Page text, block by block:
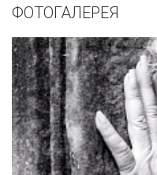
ФОТОГАЛЕРЕЯ